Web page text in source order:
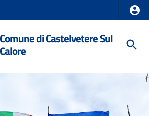
Comune di Castelvetere Sul
Calore